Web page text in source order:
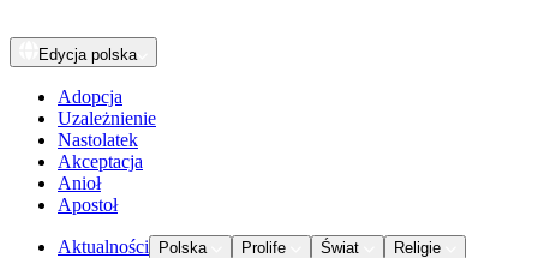
Edycja polska
Adopcja
Uzależnienie
Nastolatek
Akceptacja
Anioł
Apostoł
Aktualności Polska Prolife Świat
Religie